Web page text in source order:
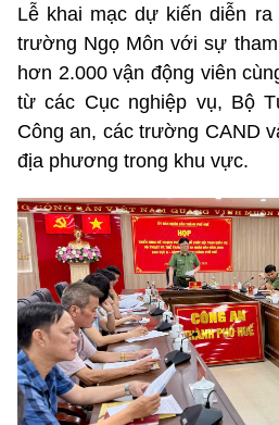
Lễ khai mạc dự kiến diễn
trường Ngọ Môn với sự
hơn 2.000 vận động viên
từ các Cục nghiệp vụ, Bộ
Công an, các trường CAND
địa phương trong khu vực.